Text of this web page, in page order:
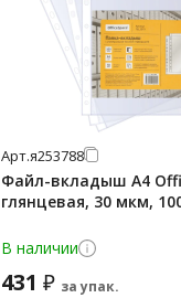
Арт.я253788
Файл-вкладыш А4
глянцевая, 30 мкм,
В наличии
431 ₽ за упак.